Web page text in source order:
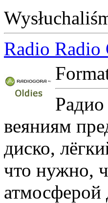
Radio Radio
веяниям
диско,
что нужно,
атмосферой